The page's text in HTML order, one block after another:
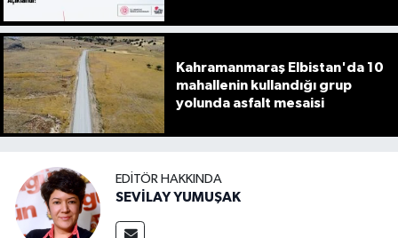
Kahramanmaraş Elbistan'da 10
mahallenin kullandığı grup
yolunda asfalt mesaisi
EDITÖR HAKKINDA
SEVİLAY YUMUŞAK